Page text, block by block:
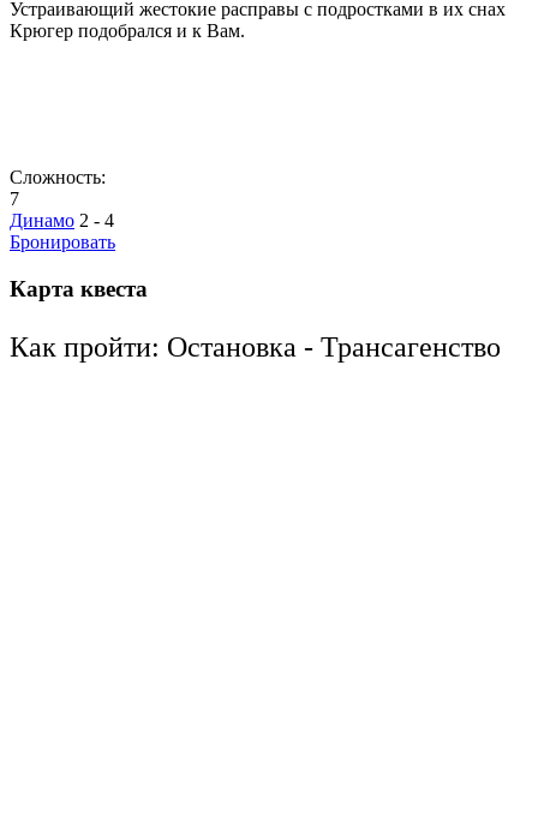
Устраивающий жестокие расправы с подростками в их снах
Крюгер подобрался и к Вам.
Сложность:
7
Динамо 2 - 4
Бронировать
Карта квеста
Как пройти: Остановка - Трансагенство